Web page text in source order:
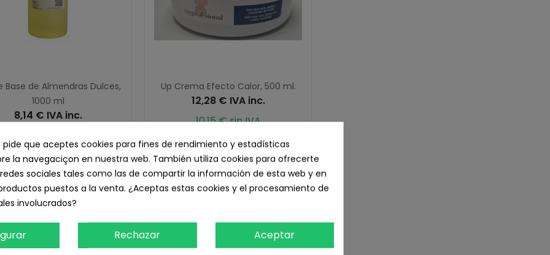
Base de Almendras Dulces,
1000 ml
8,14 € IVA inc.
Añadir Al Carrito
Up Crema Efecto Calor, 500 ml.
12,28 € IVA inc.
10,15 € sin IVA
Añadir Al Carrito
pide que aceptes cookies para fines de rendimiento y estadísticas
la navegaciçon en nuestra web. También utiliza cookies para ofrecerte
sociales tales como las de compartir la información de esta web y en
puestos a la venta. ¿Aceptas estas cookies y el procesamiento de
involucrados?
Rechazar Aceptar